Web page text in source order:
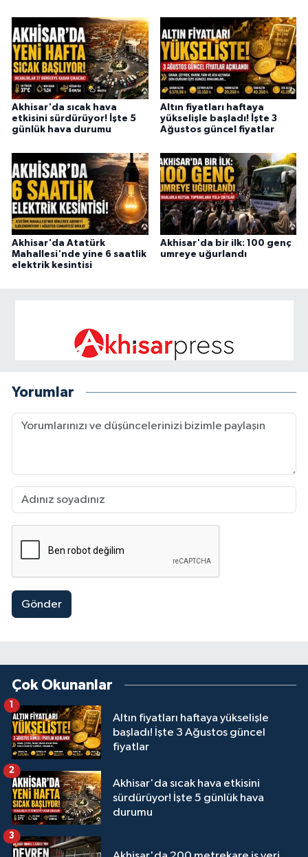
Akhisar'da sıcak hava
etkisini sürdürüyor! İşte 5
günlük hava durumu
Altın fiyatları haftaya
yükselişle başladı! İşte 3
Ağustos güncel fiyatlar
Akhisar'da Atatürk
Mahallesi'nde yine 6 saatlik
elektrik kesintisi
Akhisar'da bir ilk: 100 genç
umreye uğurlandı
Yorumlar
Gönder
Çok Okunanlar
Altın fiyatları haftaya yükselişle
başladı! İşte 3 Ağustos güncel
fiyatlar
Akhisar'da sıcak hava etkisini
sürdürüyor! İşte 5 günlük hava
durumu
2
3